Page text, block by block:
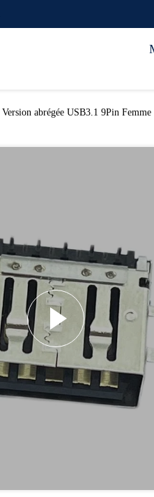
Version abrégée USB3.1 9Pin